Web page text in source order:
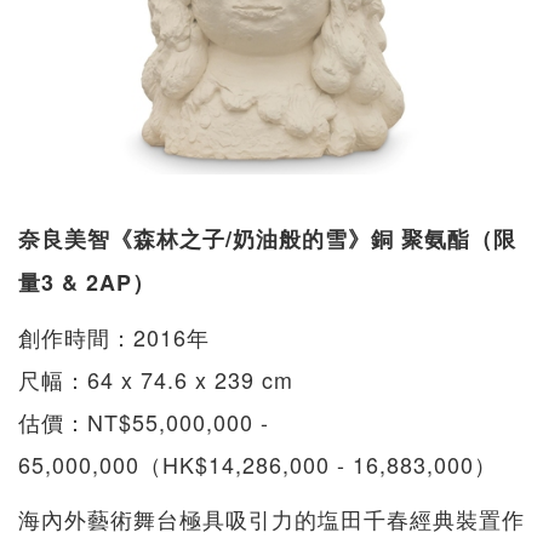
奈良美智《森林之子/奶油般的雪》銅 聚氨酯（限
量3 & 2AP）
創作時間：2016年
尺幅：64 x 74.6 x 239 cm
估價：NT$55,000,000 -
65,000,000（HK$14,286,000 - 16,883,000）
海內外藝術舞台極具吸引力的塩田千春經典裝置作